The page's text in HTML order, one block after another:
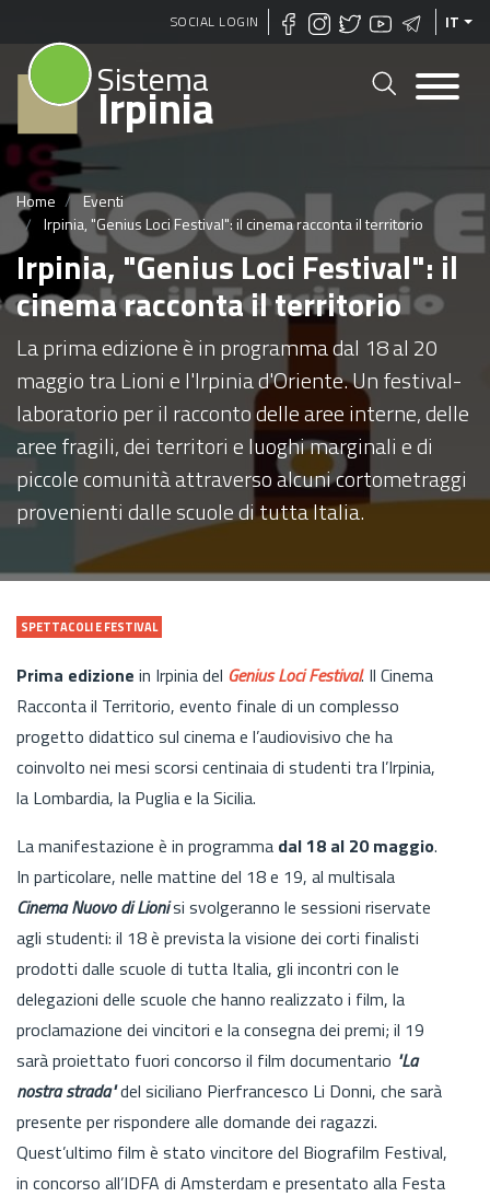
Salta
SOCIAL LOGIN IT
Sistema
Irpinia
Home
Eventi
Irpinia, "Genius Loci Festival": il cinema racconta il territorio
Irpinia, "Genius Loci Festival": il
cinema racconta il territorio
La prima edizione è in programma dal 18 al 20
maggio tra Lioni e l'Irpinia d'Oriente. Un festival-
laboratorio per il racconto delle aree interne, delle
aree fragili, dei territori e luoghi marginali e di
piccole comunità attraverso alcuni cortometraggi
provenienti dalle scuole di tutta Italia.
SPETTACOLI E FESTIVAL
Prima edizione in Irpinia del Genius Loci Festival. Il Cinema
Racconta il Territorio, evento finale di un complesso
progetto didattico sul cinema e l’audiovisivo che ha
coinvolto nei mesi scorsi centinaia di studenti tra l’Irpinia,
la Lombardia, la Puglia e la Sicilia.
La manifestazione è in programma dal 18 al 20 maggio.
In particolare, nelle mattine del 18 e 19, al multisala
Cinema Nuovo di Lionisi svolgeranno le sessioni riservate
agli studenti: il 18 è prevista la visione dei corti finali­sti
prodotti dalle scuole di tutta Italia, gli incontri con le
delegazioni delle scuole che hanno realizzato i film, la
procla­mazione dei vincitori e la consegna dei premi; il 19
sarà proiettato fuori concorso il film documentario "La
nostra stra­da"del siciliano Pierfrancesco Li Donni, che sarà
presente per rispondere alle domande dei ragazzi.
Quest’ultimo film è stato vincitore del Biografilm Festival,
in concorso all’IDFA di Amsterdam e presentato alla Festa